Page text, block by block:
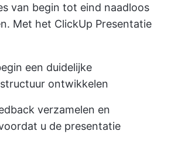
van begin tot eind naadloos
Met het ClickUp Presentatie
een duidelijke
ontwikkelen
verzamelen en
u de presentatie